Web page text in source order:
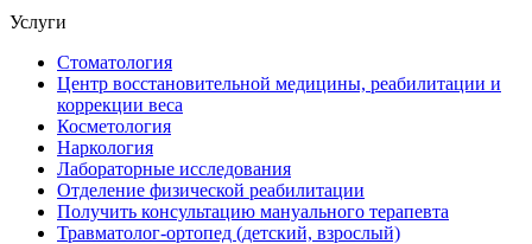
Услуги
Стоматология
Центр восстановительной медицины, реабилитации и
коррекции веса
Косметология
Наркология
Лабораторные исследования
Отделение физической реабилитации
Получить консультацию мануального терапевта
Травматолог-ортопед (детский, взрослый)